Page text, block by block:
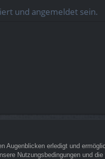
und angemeldet sein.
erledigt und
Nutzungsbedingungen und